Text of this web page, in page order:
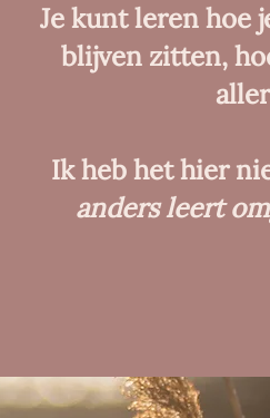
Je kunt leren hoe
blijven zitten,
Ik heb het hier
anders leert